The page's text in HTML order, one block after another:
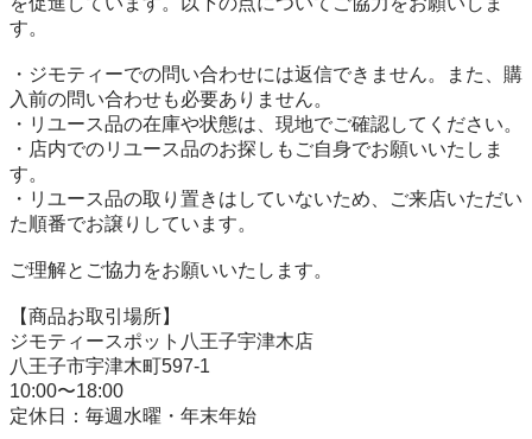
す。
・ジモティーでの問い合わせには返信できません。また、購
入前の問い合わせも必要ありません。
・リユース品の在庫や状態は、現地でご確認してください。
・店内でのリユース品のお探しもご自身でお願いいたしま
す。
・リユース品の取り置きはしていないため、ご来店いただい
た順番でお譲りしています。
ご理解とご協力をお願いいたします。
【商品お取引場所】
ジモティースポット八王子宇津木店
八王子市宇津木町597-1
10:00〜18:00
定休日：毎週水曜・年末年始